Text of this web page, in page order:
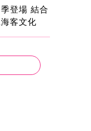
登場 結合
客文化